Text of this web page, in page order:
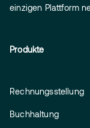
einzigen Plattform
Produkte
Rechnungsstellung
Buchhaltung